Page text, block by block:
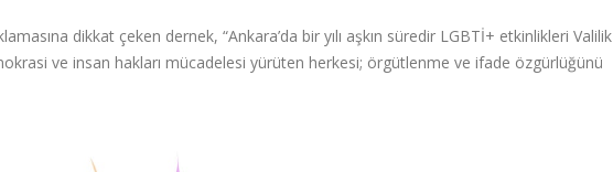
dikkat çeken dernek, “Ankara’da bir yılı aşkın süredir LGBTİ+ etkinlikleri Valilik
ve insan hakları mücadelesi yürüten herkesi; örgütlenme ve ifade özgürlüğünü